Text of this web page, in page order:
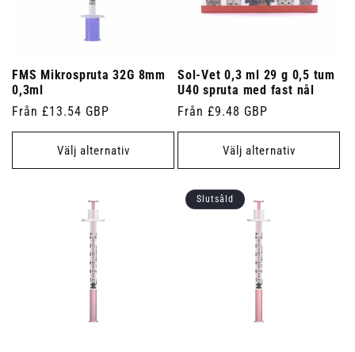
FMS Mikrospruta 32G 8mm
0,3ml
Ordinarie
pris
Från £13.54 GBP
Välj alternativ
Sol-Vet 0,3 ml 29 g 0,5 tum
U40 spruta med fast nål
Ordinarie
pris
Från £9.48 GBP
Välj alternativ
Slutsåld